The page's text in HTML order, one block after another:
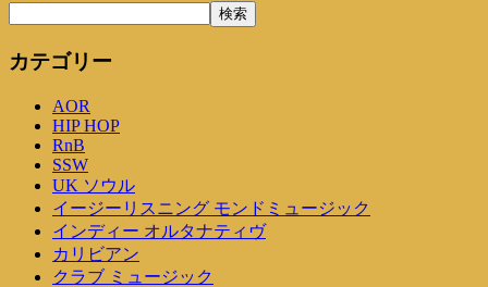
検索
カテゴリー
AOR
HIP HOP
RnB
SSW
UK ソウル
イージーリスニング モンドミュージック
インディー オルタナティヴ
カリビアン
クラブ ミュージック